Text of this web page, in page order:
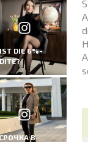
DIE 6%-
В